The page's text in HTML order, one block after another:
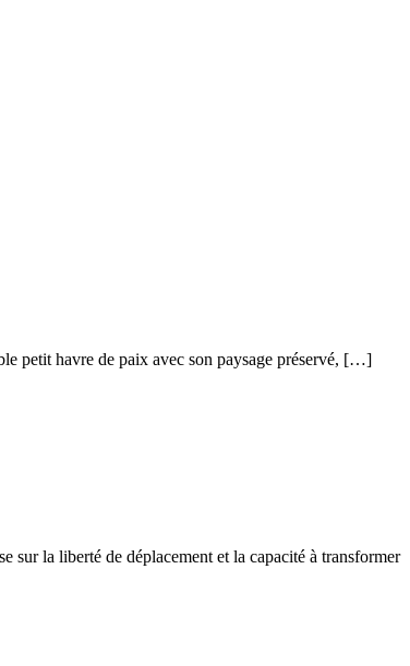
petit havre de paix avec son paysage préservé, […]
sur la liberté de déplacement et la capacité à transformer